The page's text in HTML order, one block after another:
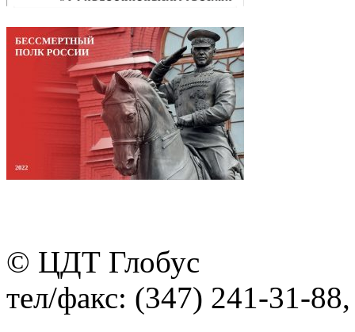
© ЦДТ Глобус
тел/факс: (347) 241-31-